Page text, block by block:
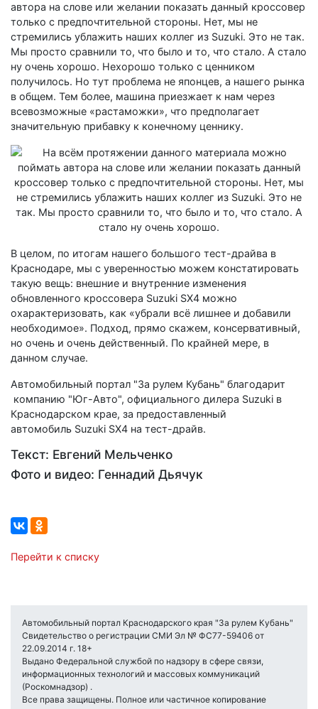
автора на слове или желании показать данный кроссовер
только с предпочтительной стороны. Нет, мы не
стремились ублажить наших коллег из Suzuki. Это не так.
Мы просто сравнили то, что было и то, что стало. А стало
ну очень хорошо. Нехорошо только с ценником
получилось. Но тут проблема не японцев, а нашего рынка
в общем. Тем более, машина приезжает к нам через
всевозможные «растаможки», что предполагает
значительную прибавку к конечному ценнику.
В целом, по итогам нашего большого тест-драйва в
Краснодаре, мы с уверенностью можем констатировать
такую вещь: внешние и внутренние изменения
обновленного кроссовера Suzuki SX4 можно
охарактеризовать, как «убрали всё лишнее и добавили
необходимое». Подход, прямо скажем, консервативный,
но очень и очень действенный. По крайней мере, в
данном случае.
Автомобильный портал "За рулем Кубань" благодарит
компанию "Юг-Авто", официального дилера Suzuki в
Краснодарском крае, за предоставленный
автомобиль Suzuki SX4 на тест-драйв.
Текст: Евгений Мельченко
Фото и видео: Геннадий Дьячук
Перейти к списку
Автомобильный портал Краснодарского края "За рулем Кубань"
Свидетельство о регистрации СМИ Эл № ФС77-59406 от
22.09.2014 г. 18+
Выдано Федеральной службой по надзору в сфере связи,
информационных технологий и массовых коммуникаций
(Роскомнадзор) .
Все права защищены. Полное или частичное копирование